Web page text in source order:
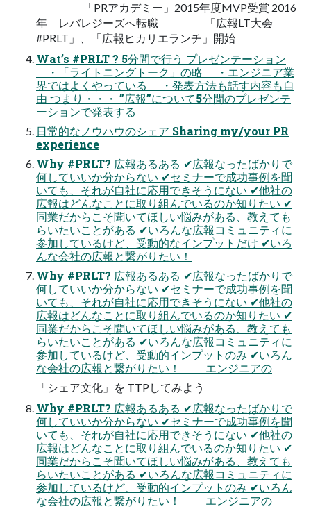
「PRアカデミー」2015年度MVP受賞 2016
年 レバレジーズへ転職 「広報LT大会
#PRLT」、「広報ヒカリエランチ」開始
Wat’s #PRLT ? 5分間で行う プレゼンテーション
・「ライトニングトーク」の略 ・エンジニア業
界ではよくやっている ・発表方法も話す内容も自
由 つまり・・・ ”広報”について5分間のプレゼンテ
ーションで発表する
日常的なノウハウのシェア Sharing my/your PR
experience
Why #PRLT? 広報あるある ✔広報なったばかりで
何していいか分からない ✔セミナーで成功事例を聞
いても、それが自社に応用できそうにない ✔他社の
広報はどんなことに取り組んでいるのか知りたい ✔
同業だからこそ聞いてほしい悩みがある、教えても
らいたいことがある ✔いろんな広報コミュニティに
参加しているけど、受動的なインプットだけ ✔いろ
んな会社の広報と繋がりたい！
Why #PRLT? 広報あるある ✔広報なったばかりで
何していいか分からない ✔セミナーで成功事例を聞
いても、それが自社に応用できそうにない ✔他社の
広報はどんなことに取り組んでいるのか知りたい ✔
同業だからこそ聞いてほしい悩みがある、教えても
らいたいことがある ✔いろんな広報コミュニティに
参加しているけど、受動的インプットのみ ✔いろん
な会社の広報と繋がりたい！ エンジニアの
「シェア文化」を TTPしてみよう
Why #PRLT? 広報あるある ✔広報なったばかりで
何していいか分からない ✔セミナーで成功事例を聞
いても、それが自社に応用できそうにない ✔他社の
広報はどんなことに取り組んでいるのか知りたい ✔
同業だからこそ聞いてほしい悩みがある、教えても
らいたいことがある ✔いろんな広報コミュニティに
参加しているけど、受動的インプットのみ ✔いろん
な会社の広報と繋がりたい！ エンジニアの